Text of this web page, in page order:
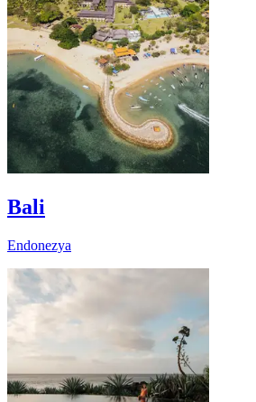
Bali
Endonezya